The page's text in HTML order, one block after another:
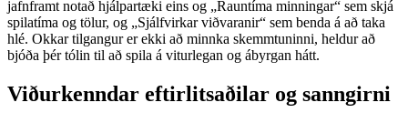
jafnframt notað hjálpartæki eins og „Rauntíma minningar“ sem skjá
spilatíma og tölur, og „Sjálfvirkar viðvaranir“ sem benda á að taka
hlé. Okkar tilgangur er ekki að minnka skemmtuninni, heldur að
bjóða þér tólin til að spila á viturlegan og ábyrgan hátt.
Viðurkenndar eftirlitsaðilar og sanngirni